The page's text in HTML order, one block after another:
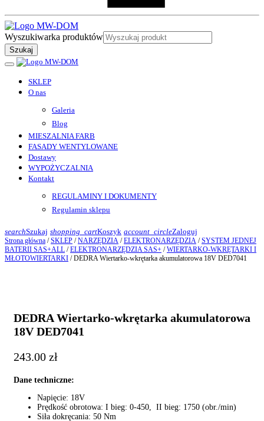
Wyszukiwarka produktów
Szukaj
SKLEP
O nas
Galeria
Blog
MIESZALNIA FARB
FASADY WENTYLOWANE
Dostawy
WYPOŻYCZALNIA
Kontakt
REGULAMINY I DOKUMENTY
Regulamin sklepu
searchSzukaj shopping_cartKoszyk account_circleZaloguj
Strona główna /SKLEP /NARZĘDZIA /ELEKTRONARZĘDZIA /SYSTEM JEDNEJ
BATERII SAS+ALL /ELEKTRONARZĘDZIA SAS+ /WIERTARKO-WKRĘTARKI I
MŁOTOWIERTARKI / DEDRA Wiertarko-wkrętarka akumulatorowa 18V DED7041
DEDRA Wiertarko-wkrętarka akumulatorowa
18V DED7041
243.00 zł
Dane techniczne:
Napięcie: 18V
Prędkość obrotowa: I bieg: 0-450, II bieg: 1750 (obr./min)
Siła dokręcania: 50 Nm